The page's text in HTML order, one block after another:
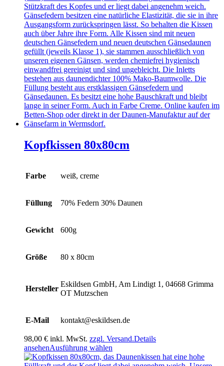
Kopfkissen 80x80cm
Farbe weiß, creme
Füllung 70% Federn 30% Daunen
Gewicht 600g
Größe 80 x 80cm
Hersteller
Eskildsen GmbH, Am Lindigt 1, 04668 Grimma
OT Mutzschen
E-Mail kontakt@eskildsen.de
98,00 € inkl. MwSt. zzgl. Versand.Details
ansehenAusführung wählen
Produkt